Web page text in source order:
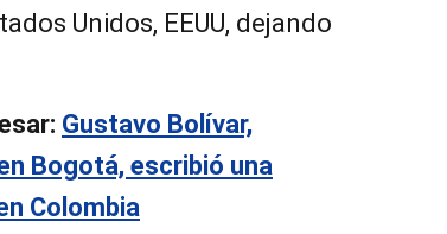
Unidos, EEUU, dejando
Gustavo Bolívar,
Bogotá, escribió una
Colombia